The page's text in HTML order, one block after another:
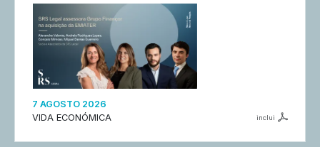
7 AGOSTO 2026
VIDA ECONÓMICA
inclui